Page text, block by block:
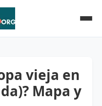
vieja en
Mapa y